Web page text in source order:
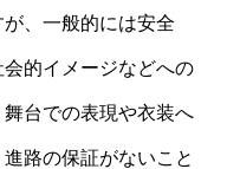
、一般的には安全
的イメージなどへの
台での表現や衣装へ
路の保証がないこと